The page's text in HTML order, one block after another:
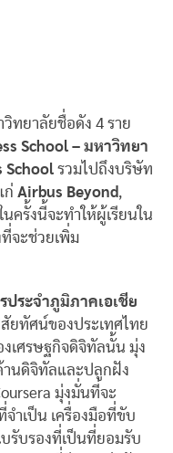
ทยาลัยชื่อดัง 4 ราย
School – มหาวิทยา
School รวมไปถึงบริษัท
ก่ Airbus Beyond,
ครั้งนี้จะทำให้ผู้เรียนใน
จะช่วยเพิ่ม
ระจำภูมิภาคเอเชีย
สัยทัศน์ของประเทศไทย
เศรษฐกิจดิจิทัลนั้น มุ่ง
านดิจิทัลและปลูกฝัง
มุ่งมั่นที่จะ
ำเป็น เครื่องมือที่ขับ
รับรองที่เป็นที่ยอมรับ